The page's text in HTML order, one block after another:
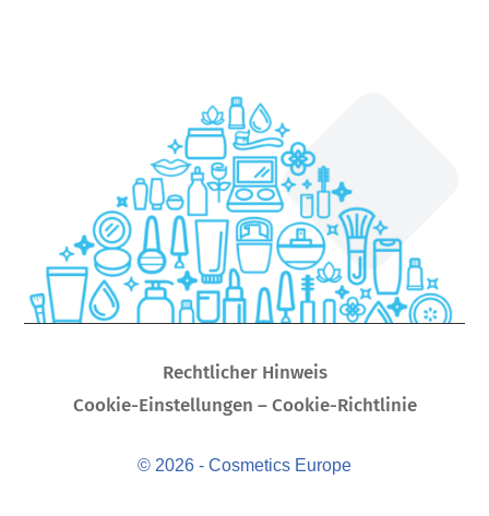
Rechtlicher Hinweis
Cookie-Einstellungen – Cookie-Richtlinie
© 2026 - Cosmetics Europe